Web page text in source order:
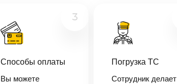
3
Способы оплаты
Вы можете
Погрузка ТС
Сотрудник делает